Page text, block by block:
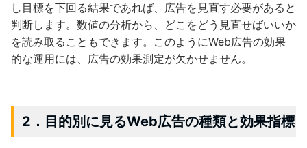
し目標を下回る結果であれば、広告を見直す必要があると
判断します。数値の分析から、どこをどう見直せばいいか
を読み取ることもできます。このようにWeb広告の効果
的な運用には、広告の効果測定が欠かせません。
2．目的別に見るWeb広告の種類と効果指標